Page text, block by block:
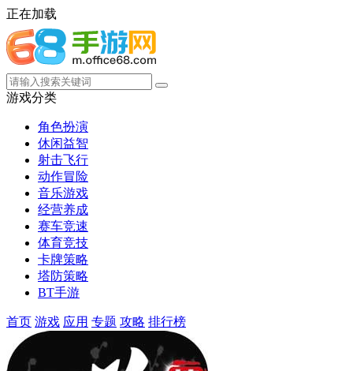
正在加载
游戏分类
角色扮演
休闲益智
射击飞行
动作冒险
音乐游戏
经营养成
赛车竞速
体育竞技
卡牌策略
塔防策略
BT手游
首页 游戏 应用 专题 攻略 排行榜